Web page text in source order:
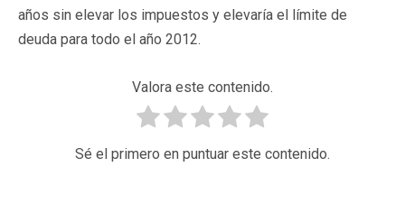
años sin elevar los impuestos y elevaría el límite de
deuda para todo el año 2012.
Valora este contenido.
Sé el primero en puntuar este contenido.